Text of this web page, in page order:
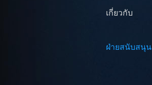
เกี่ยวกับ
ฝ่ายสนับสนุน